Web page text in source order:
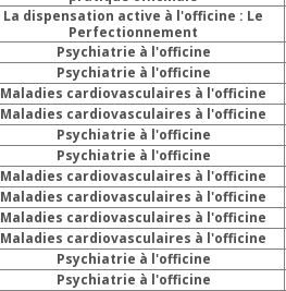
La dispensation active à l'officine : Le
Perfectionnement
Psychiatrie à l'officine
Psychiatrie à l'officine
Maladies cardiovasculaires à l'officine
Maladies cardiovasculaires à l'officine
Psychiatrie à l'officine
Psychiatrie à l'officine
Maladies cardiovasculaires à l'officine
Maladies cardiovasculaires à l'officine
Maladies cardiovasculaires à l'officine
Maladies cardiovasculaires à l'officine
Psychiatrie à l'officine
Psychiatrie à l'officine